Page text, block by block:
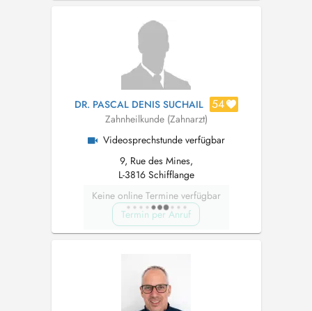
composite aux traitements de canal, en passant
par les restaurations esthétiques en cé...
DR. PASCAL DENIS SUCHAIL 54
Zahnheilkunde (Zahnarzt)
Videosprechstunde verfügbar
9, Rue des Mines,
L-3816 Schifflange
Keine online Termine verfügbar
Termin per Anruf